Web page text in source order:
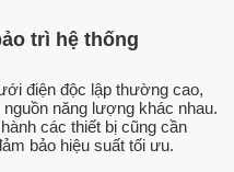
trì hệ thống
điện độc lập thường cao,
năng lượng khác nhau.
các thiết bị cũng cần
bảo hiệu suất tối ưu.